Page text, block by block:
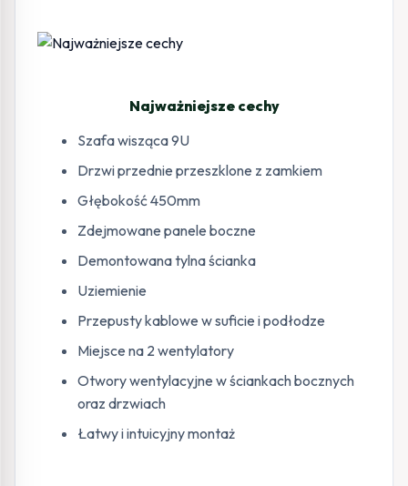
Najważniejsze cechy
Szafa wisząca 9U
Drzwi przednie przeszklone z zamkiem
Głębokość 450mm
Zdejmowane panele boczne
Demontowana tylna ścianka
Uziemienie
Przepusty kablowe w suficie i podłodze
Miejsce na 2 wentylatory
Otwory wentylacyjne w ściankach bocznych
oraz drzwiach
Łatwy i intuicyjny montaż